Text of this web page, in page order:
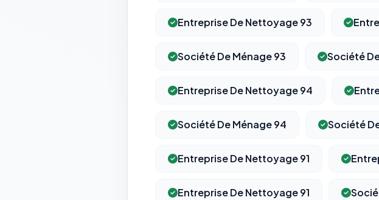
Entreprise De Nettoyage 93
Société De Ménage 93 Société
Entreprise De Nettoyage 94
Société De Ménage 94 Société
Entreprise De Nettoyage 91
Entreprise De Nettoyage 91